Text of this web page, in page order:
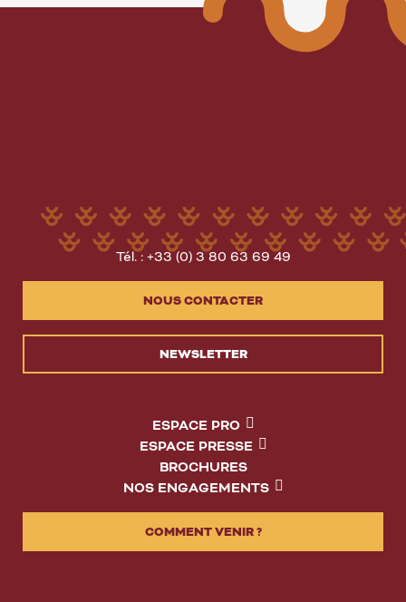
Tél. : +33 (0) 3 80 63 69 49
NOUS CONTACTER
NEWSLETTER
ESPACE PRO
ESPACE PRESSE
BROCHURES
NOS ENGAGEMENTS
COMMENT VENIR ?